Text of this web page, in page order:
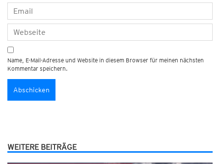
Name, E-Mail-Adresse und Website in diesem Browser für meinen nächsten
Kommentar speichern.
WEITERE BEITRÄGE